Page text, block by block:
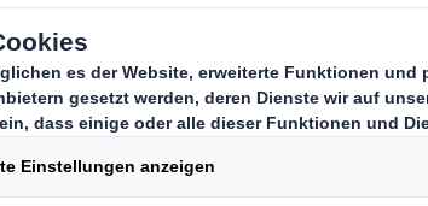
die gerne im
- Dein
und somit die